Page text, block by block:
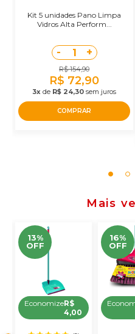
Kit 5 unidades Pano Limpa
Vidros Alta Perform...
- 1 +
R$ 154,90
R$ 72,90
3x de R$ 24,30 sem juros
COMPRAR
Mais
13%
OFF
EconomizeR$
4,00
16%
OFF